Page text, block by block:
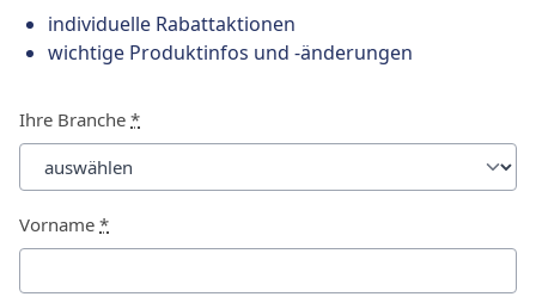
individuelle Rabattaktionen
wichtige Produktinfos und -änderungen
Ihre Branche *
Vorname *